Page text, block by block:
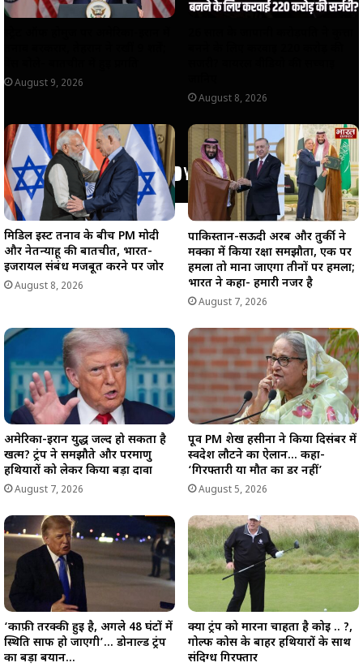
August 9, 2026
August 8, 2026
मिडिल ईस्ट तनाव के बीच PM मोदी
और नेतन्याहू की बातचीत, भारत-
इजरायल संबंध मजबूत करने पर जोर
August 8, 2026
पाकिस्तान-सऊदी अरब और तुर्की ने
मक्का में किया रक्षा समझौता, एक पर
हमला तो माना जाएगा तीनों पर हमला;
भारत ने कहा- हमारी नजर है
August 7, 2026
अमेरिका-ईरान युद्ध जल्द हो सकता है
खत्म? ट्रंप ने समझौते और परमाणु
हथियारों को लेकर किया बड़ा दावा
August 7, 2026
पूर्व PM शेख हसीना ने किया दिसंबर में
स्वदेश लौटने का ऐलान… कहा-
‘गिरफ्तारी या मौत का डर नहीं’
August 5, 2026
‘काफ़ी तरक्की हुई है, अगले 48 घंटों में
स्थिति साफ हो जाएगी’… डोनाल्ड ट्रंप
का बड़ा बयान…
क्या ट्रंप को मारना चाहता है कोई .. ?,
गोल्फ कोर्स के बाहर हथियारों के साथ
संदिग्ध गिरफ्तार